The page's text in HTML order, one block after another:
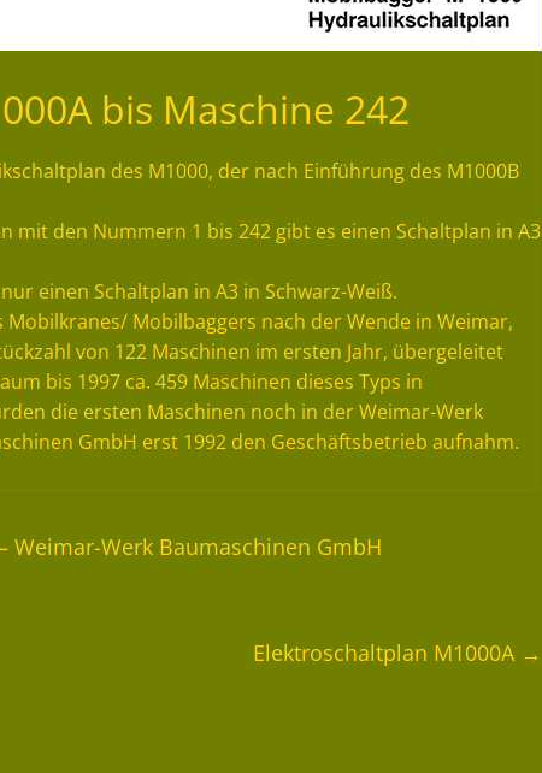
bis Maschine 242
des M1000, der nach Einführung des M1000B
mit den Nummern 1 bis 242 gibt es einen Schaltplan in A3
einen Schaltplan in A3 in Schwarz-Weiß.
Mobilbaggers nach der Wende in Weimar,
von 122 Maschinen im ersten Jahr, übergeleitet
bis 1997 ca. 459 Maschinen dieses Typs in
die ersten Maschinen noch in der Weimar-Werk
GmbH erst 1992 den Geschäftsbetrieb aufnahm.
Werk Baumaschinen GmbH
Elektroschaltplan M1000A →